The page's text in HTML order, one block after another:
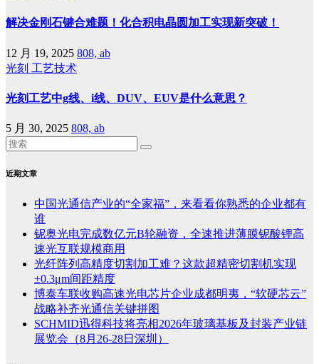
解决金刚石键合难题！化合积电晶圆加工实现新突破！
12 月 19, 2025 808, ab
光刻 工艺技术
光刻工艺中g线、i线、DUV、EUV是什么意思？
5 月 30, 2025 808, ab
近期文章
中国光通信产业的“全家福”，来看看你熟悉的企业都有
谁
铌奥光电完成数亿元B轮融资，全速推进薄膜铌酸锂高
速光互联规模商用
光纤阵列高精度切割加工难？这款超精密切割机实现
±0.3μm间距精度
博泰车联收购高速光电芯片企业成都明夷，“软硬芯云”
战略补齐光通信关键拼图
SCHMID迅得科技将亮相2026年玻璃基板及封装产业链
展览会（8月26-28日深圳）